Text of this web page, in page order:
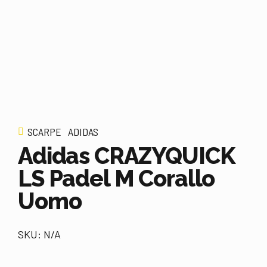
SCARPE ADIDAS
Adidas CRAZYQUICK
LS Padel M Corallo
Uomo
SKU: N/A